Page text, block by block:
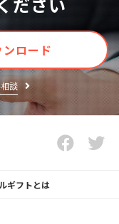
ロード
談
ギフトとは